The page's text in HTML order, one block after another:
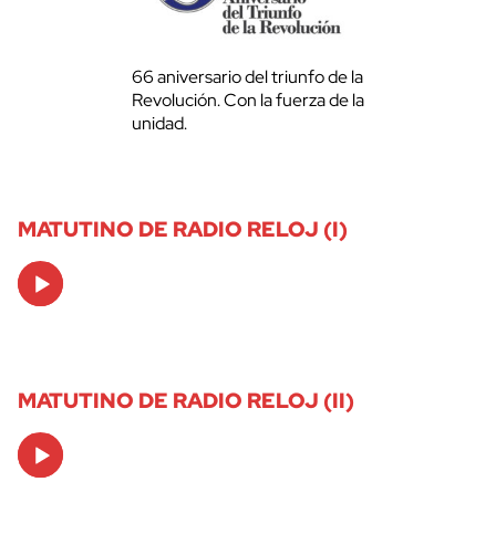
66 aniversario del triunfo de la
Revolución. Con la fuerza de la
unidad.
MATUTINO DE RADIO RELOJ (I)
Audio
Player
MATUTINO DE RADIO RELOJ (II)
Audio
Player